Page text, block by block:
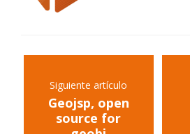
Siguiente artículo
Geojsp, open
source for